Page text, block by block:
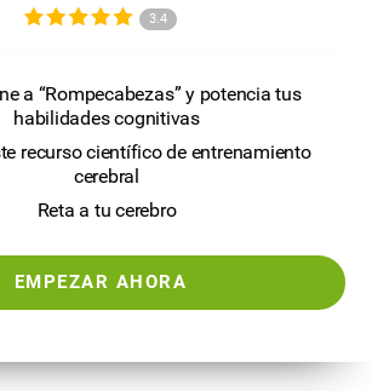
3.4
a “Rompecabezas” y potencia tus
habilidades cognitivas
recurso científico de entrenamiento
cerebral
Reta a tu cerebro
EMPEZAR AHORA